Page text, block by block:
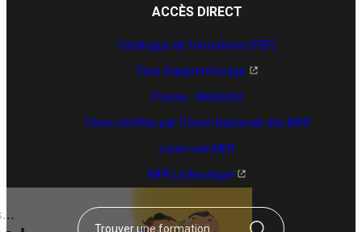
ACCÈS DIRECT
Catalogue de formations (PDF)
Taxe d'apprentissage
Presse - Média Kit
Titres certifiés par l’Union Nationale des MFR
Louer une MFR
MFR La Boutique
Trouver une formation